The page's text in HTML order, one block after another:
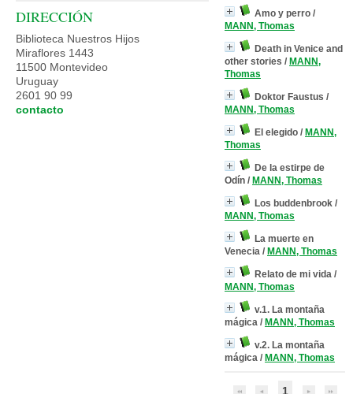
Amo y perro /
MANN, Thomas
Death in Venice and
other stories / MANN,
Thomas
Doktor Faustus /
MANN, Thomas
El elegido / MANN,
Thomas
De la estirpe de
Odín / MANN, Thomas
Los buddenbrook /
MANN, Thomas
La muerte en
Venecia / MANN, Thomas
Relato de mi vida /
MANN, Thomas
v.1. La montaña
mágica / MANN, Thomas
v.2. La montaña
mágica / MANN, Thomas
1
DIRECCIÓN
Biblioteca Nuestros Hijos
Miraflores 1443
11500 Montevideo
Uruguay
2601 90 99
contacto